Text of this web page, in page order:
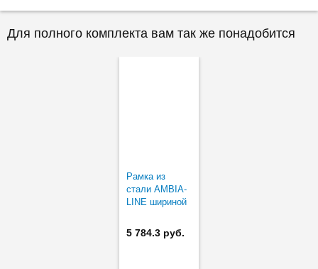
Для полного комплекта вам так же понадобится
Рамка из
стали AMBIA-
LINE шириной
низкий ящик
(короткая)
5 784.3 руб.